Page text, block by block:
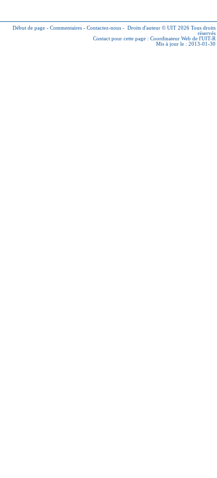
Début de page - Commentaires - Contactez-nous - Droits d'auteur © UIT 2026 Tous droits
réservés
Contact pour cette page : Coordinateur Web de l'UIT-R
Mis à jour le : 2013-01-30